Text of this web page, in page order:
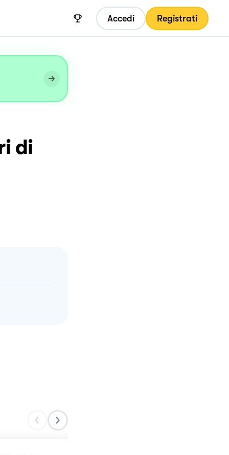
Accedi Registrati
di